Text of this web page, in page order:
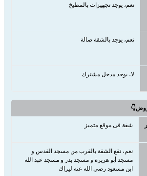
نعم، يوجد تجهيزات بالمطبخ
نعم، يوجد بالشقة صالة
لا، يوجد مدخل مشترك
شقة فى موقع متميز
نعم، تقع الشقة بالقرب من مسجد القدس و
مسجد أبو هريرة و مسجد بدر و مسجد عبد الله
ابن مسعود رضي الله عنه ليراك